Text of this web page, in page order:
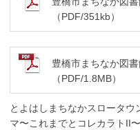
（PDF/351kb）
豊橋市まちなか図
（PDF/1.8MB）
とよはしまちなかスロータ
マ〜これまでとコレカラトII